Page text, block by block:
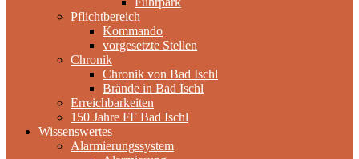
Pflichtbereich
Kommando
vorgesetzte Stellen
Chronik
Chronik von Bad Ischl
Brände in Bad Ischl
Erreichbarkeiten
150 Jahre FF Bad Ischl
Wissenswertes
Alarmierungssystem